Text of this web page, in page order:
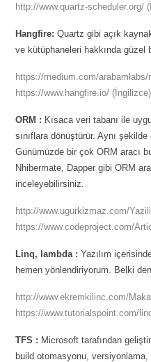
http://www.quartz-scheduler.org/
Hangfire: Quartz gibi açık
ve kütüphaneleri hakkında
https://medium.com/
https://www.hangfire.io/(İngilizce)
ORM : Kısaca veri tabanı ile
sınıflara dönüştürür. Aynı
Günümüzde bir çok ORM aracı
Nhibermate, Dapper gibi ORM
inceleyebilirsiniz.
http://www.ugurkizmaz.com/
https://www.codeproject.com/
Linq, lambda : Yazılım
hemen yönlendiriyorum. Belki
http://www.ekremkilinc.com/
https://www.tutorialspoint.com/
TFS : Microsoft tarafından
build otomasyonu,